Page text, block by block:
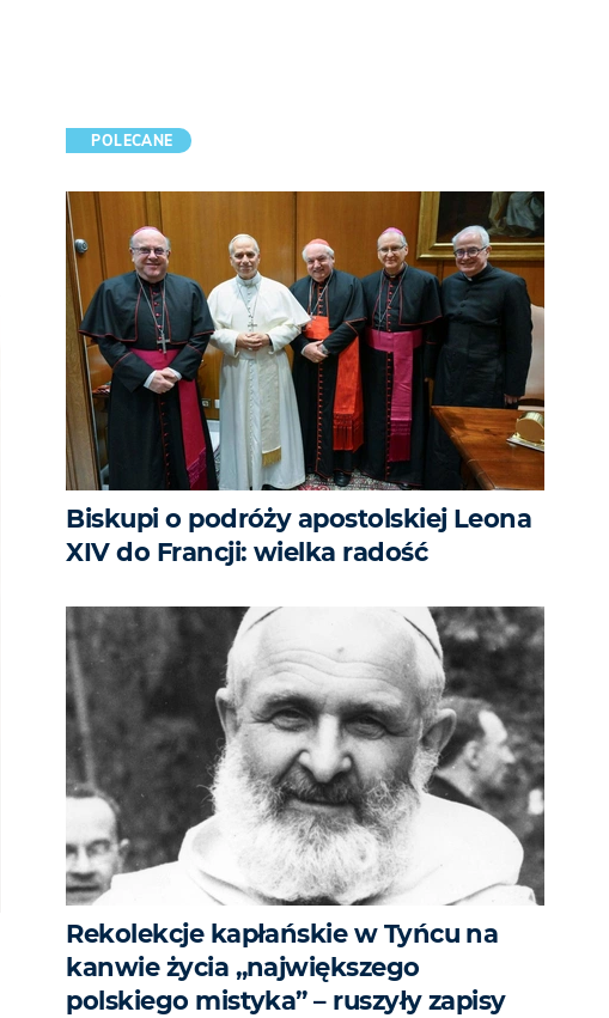
POLECANE
Biskupi o podróży apostolskiej Leona
XIV do Francji: wielka radość
Rekolekcje kapłańskie w Tyńcu na
kanwie życia „największego
polskiego mistyka” – ruszyły zapisy